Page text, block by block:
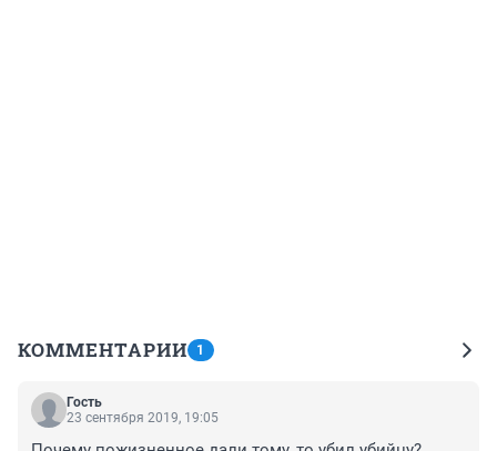
КОММЕНТАРИИ 1
Гость
23 сентября 2019, 19:05